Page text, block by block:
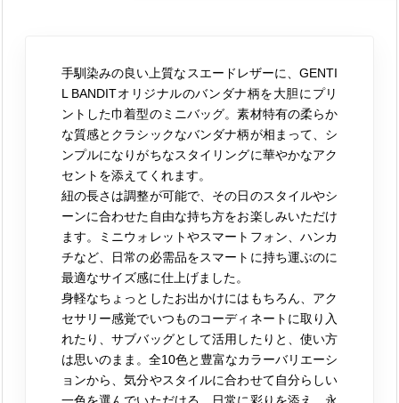
手馴染みの良い上質なスエードレザーに、GENTI
L BANDITオリジナルのバンダナ柄を大胆にプリ
ントした巾着型のミニバッグ。素材特有の柔らか
な質感とクラシックなバンダナ柄が相まって、シ
ンプルになりがちなスタイリングに華やかなアク
セントを添えてくれます。
紐の長さは調整が可能で、その日のスタイルやシ
ーンに合わせた自由な持ち方をお楽しみいただけ
ます。ミニウォレットやスマートフォン、ハンカ
チなど、日常の必需品をスマートに持ち運ぶのに
最適なサイズ感に仕上げました。
身軽なちょっとしたお出かけにはもちろん、アク
セサリー感覚でいつものコーディネートに取り入
れたり、サブバッグとして活用したりと、使い方
は思いのまま。全10色と豊富なカラーバリエーシ
ョンから、気分やスタイルに合わせて自分らしい